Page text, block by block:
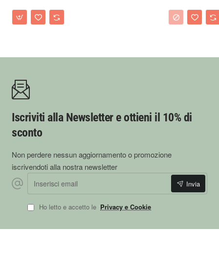
Iscriviti alla Newsletter e ottieni il 10% di
sconto
Non perdere nessun aggiornamento o promozione
iscrivendoti alla nostra newsletter
Inserisci email
Invia
Ho letto e accetto le Privacy e Cookie